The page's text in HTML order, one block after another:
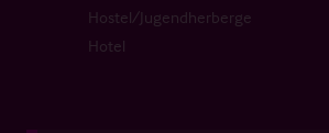
Hostel/Jugendherberge
Hotel